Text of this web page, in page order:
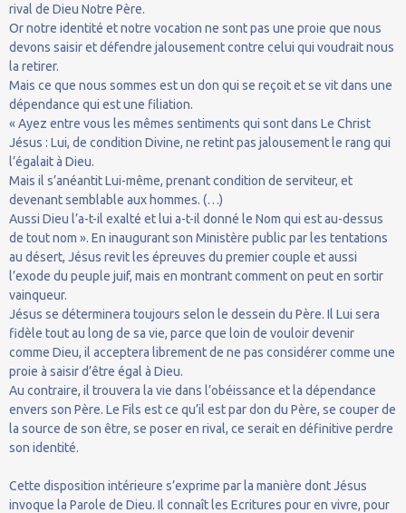
rival de Dieu Notre Père.
Or notre identité et notre vocation ne sont pas une proie que nous
devons saisir et défendre jalousement contre celui qui voudrait nous
la retirer.
Mais ce que nous sommes est un don qui se reçoit et se vit dans une
dépendance qui est une filiation.
« Ayez entre vous les mêmes sentiments qui sont dans Le Christ
Jésus : Lui, de condition Divine, ne retint pas jalousement le rang qui
l’égalait à Dieu.
Mais il s’anéantit Lui-même, prenant condition de serviteur, et
devenant semblable aux hommes. (…)
Aussi Dieu l’a-t-il exalté et lui a-t-il donné le Nom qui est au-dessus
de tout nom ». En inaugurant son Ministère public par les tentations
au désert, Jésus revit les épreuves du premier couple et aussi
l’exode du peuple juif, mais en montrant comment on peut en sortir
vainqueur.
Jésus se déterminera toujours selon le dessein du Père. Il Lui sera
fidèle tout au long de sa vie, parce que loin de vouloir devenir
comme Dieu, il acceptera librement de ne pas considérer comme une
proie à saisir d’être égal à Dieu.
Au contraire, il trouvera la vie dans l’obéissance et la dépendance
envers son Père. Le Fils est ce qu’il est par don du Père, se couper de
la source de son être, se poser en rival, ce serait en définitive perdre
son identité.
Cette disposition intérieure s’exprime par la manière dont Jésus
invoque la Parole de Dieu. Il connaît les Ecritures pour en vivre, pour